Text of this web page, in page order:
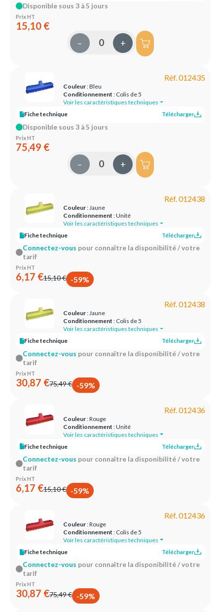
Disponible sous 3 à 5 jours
Prix HT
15,10 €
– +
Réf. 012435
Couleur: Bleu
Conditionnement : Colis de 5
Voir les caractéristiques techniques
Fiche technique
Télécharger
Disponible sous 3 à 5 jours
Prix HT
75,49 €
– +
Réf. 012438
Couleur: Jaune
Conditionnement : Unité
Voir les caractéristiques techniques
Fiche technique
Télécharger
Connectez-vous pour connaître la disponibilité / votre
tarif
Prix HT
6,17 €15,10 € -59%
Réf. 012438
Couleur: Jaune
Conditionnement : Colis de 5
Voir les caractéristiques techniques
Fiche technique
Télécharger
Connectez-vous pour connaître la disponibilité / votre
tarif
Prix HT
30,87 €75,49 € -59%
Réf. 012436
Couleur: Rouge
Conditionnement : Unité
Voir les caractéristiques techniques
Fiche technique
Télécharger
Connectez-vous pour connaître la disponibilité / votre
tarif
Prix HT
6,17 €15,10 € -59%
Réf. 012436
Couleur: Rouge
Conditionnement : Colis de 5
Voir les caractéristiques techniques
Fiche technique
Télécharger
Connectez-vous pour connaître la disponibilité / votre
tarif
Prix HT
30,87 €75,49 € -59%